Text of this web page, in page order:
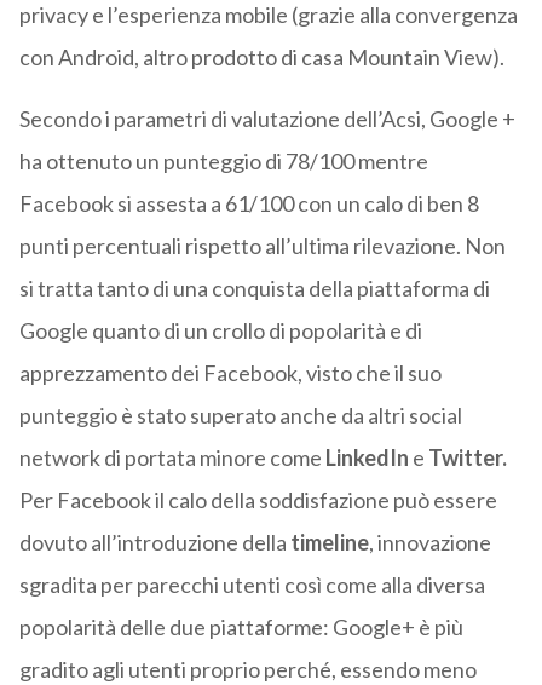
privacy e l’esperienza mobile (grazie alla convergenza
con Android, altro prodotto di casa Mountain View).
Secondo i parametri di valutazione dell’Acsi, Google +
ha ottenuto un punteggio di 78/100 mentre
Facebook si assesta a 61/100 con un calo di ben 8
punti percentuali rispetto all’ultima rilevazione. Non
si tratta tanto di una conquista della piattaforma di
Google quanto di un crollo di popolarità e di
apprezzamento dei Facebook, visto che il suo
punteggio è stato superato anche da altri social
network di portata minore come LinkedIn e Twitter.
Per Facebook il calo della soddisfazione può essere
dovuto all’introduzione della timeline, innovazione
sgradita per parecchi utenti così come alla diversa
popolarità delle due piattaforme: Google+ è più
gradito agli utenti proprio perché, essendo meno